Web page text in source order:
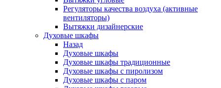
Регуляторы качества воздуха (активные
вентиляторы)
Вытяжки дизайнерские
Духовые шкафы
Назад
Духовые шкафы
Духовые шкафы традиционные
Духовые шкафы с пиролизом
Духовые шкафы с паром